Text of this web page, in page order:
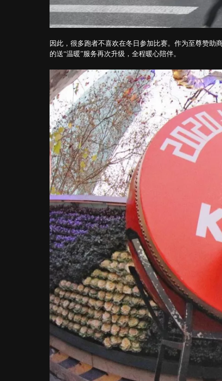
因此，很多跑者不喜欢在冬日参加比赛。作为至尊赞
的送“温暖”服务再次升级，全程暖心陪伴。